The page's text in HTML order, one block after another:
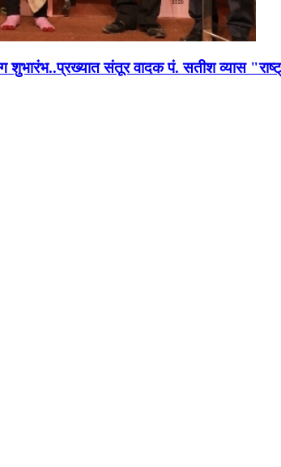
शुभारंभ..प्रख्यात संतूर वादक पं. सतीश व्यास